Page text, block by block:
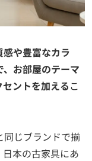
感や豊富なカラ
お部屋のテーマ
ントを加えるこ
同じブランドで揃
本の古家具にあ